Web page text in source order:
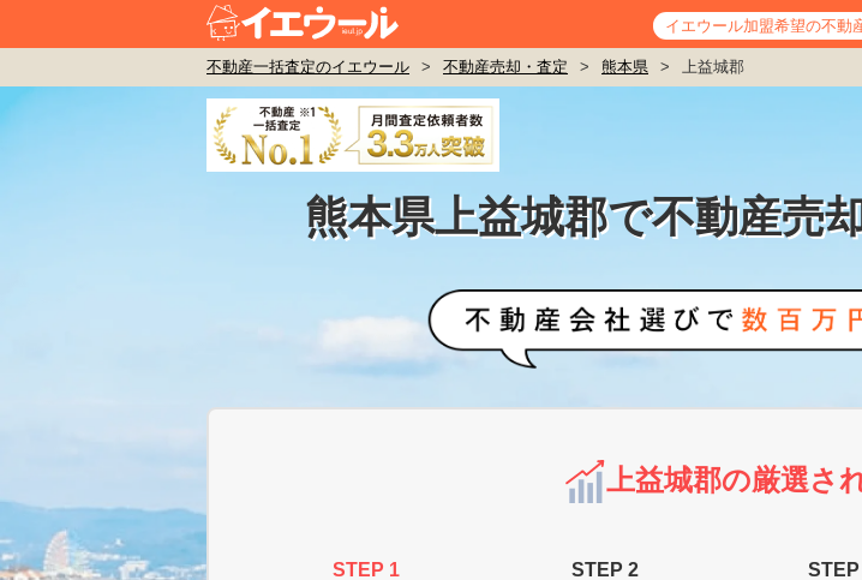
イエウール加盟希望の不動
不動産一括査定のイエウール > 不動産売却・査定 > 熊本県 > 上益城郡
熊本県上益城郡で不動産売
上益城郡の厳選さ
STEP 1 STEP 2